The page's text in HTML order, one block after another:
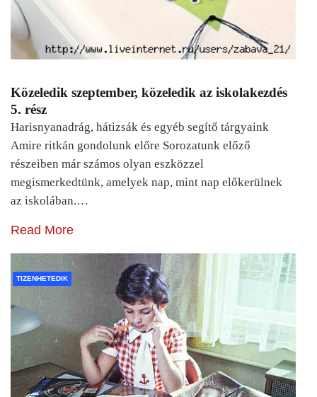
Közeledik szeptember, közeledik az iskolakezdés
5. rész
Harisnyanadrág, hátizsák és egyéb segítő tárgyaink
Amire ritkán gondolunk előre Sorozatunk előző
részeiben már számos olyan eszközzel
megismerkedtünk, amelyek nap, mint nap előkerülnek
az iskolában.…
Read More
TIZENHETEDIK